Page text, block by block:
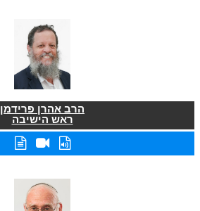
הרב אהרן פרידמן
ראש הישיבה